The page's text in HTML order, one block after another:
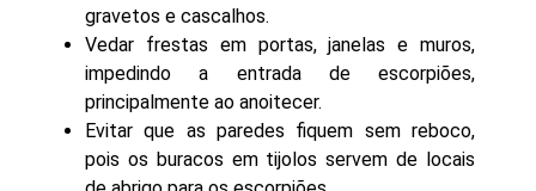
gravetos e cascalhos.
Vedar frestas em portas, janelas e muros,
impedindo a entrada de escorpiões,
principalmente ao anoitecer.
Evitar que as paredes fiquem sem reboco,
pois os buracos em tijolos servem de locais